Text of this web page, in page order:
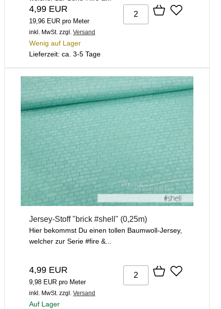
4,99 EUR
19,96 EUR pro Meter
inkl. MwSt. zzgl. Versand
Wenig auf Lager
Lieferzeit: ca. 3-5 Tage
Jersey-Stoff "brick #shell" (0,25m)
Hier bekommst Du einen tollen Baumwoll-Jersey,
welcher zur Serie #fire &...
4,99 EUR
9,98 EUR pro Meter
inkl. MwSt. zzgl. Versand
Auf Lager